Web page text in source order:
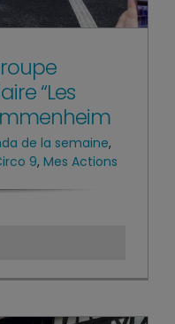
“Les
de la semaine,
9, Mes Actions